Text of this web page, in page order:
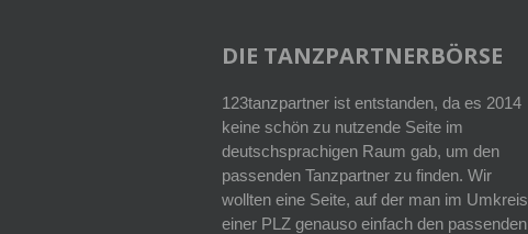
DIE TANZPARTNERBÖRSE
123tanzpartner ist entstanden, da es 2014
keine schön zu nutzende Seite im
deutschsprachigen Raum gab, um den
passenden Tanzpartner zu finden. Wir
wollten eine Seite, auf der man im Umkreis
einer PLZ genauso einfach den passenden